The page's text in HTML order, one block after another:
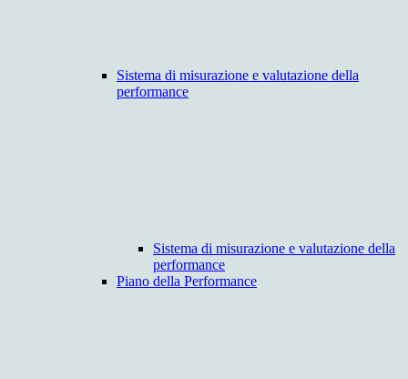
Sistema di misurazione e valutazione della
performance
Sistema di misurazione e valutazione della
performance
Piano della Performance